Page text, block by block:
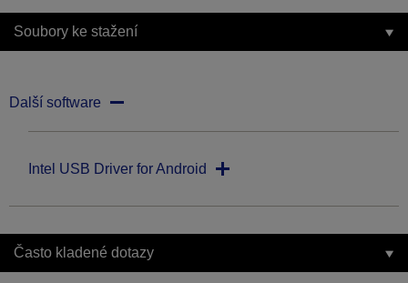
Soubory ke stažení
Další software
Intel USB Driver for Android
Často kladené dotazy